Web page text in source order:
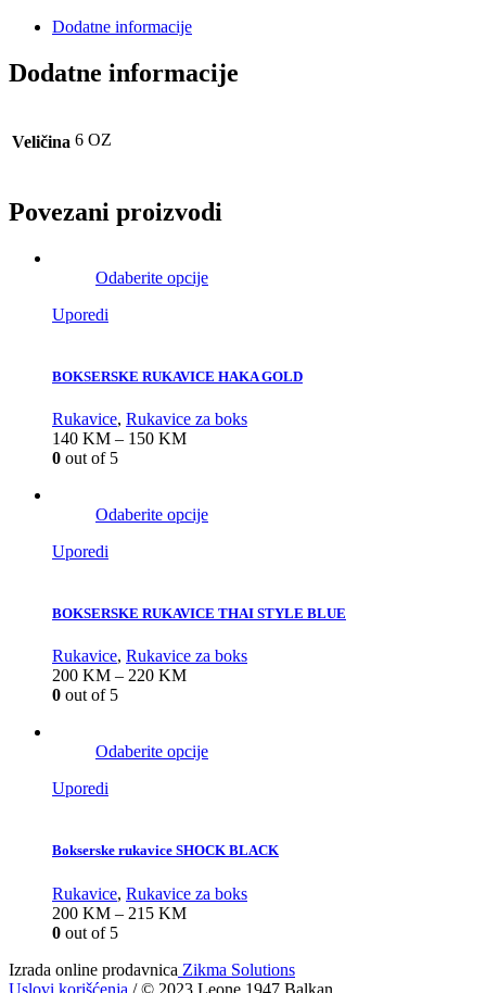
Dodatne informacije
Dodatne informacije
Veličina 6 OZ
Povezani proizvodi
Odaberite opcije
Uporedi
BOKSERSKE RUKAVICE HAKA GOLD
Rukavice, Rukavice za boks
140 KM – 150 KM
0 out of 5
Odaberite opcije
Uporedi
BOKSERSKE RUKAVICE THAI STYLE BLUE
Rukavice, Rukavice za boks
200 KM – 220 KM
0 out of 5
Odaberite opcije
Uporedi
Bokserske rukavice SHOCK BLACK
Rukavice, Rukavice za boks
200 KM – 215 KM
0 out of 5
Izrada online prodavnica Zikma Solutions
Uslovi korišćenja / © 2023 Leone 1947 Balkan